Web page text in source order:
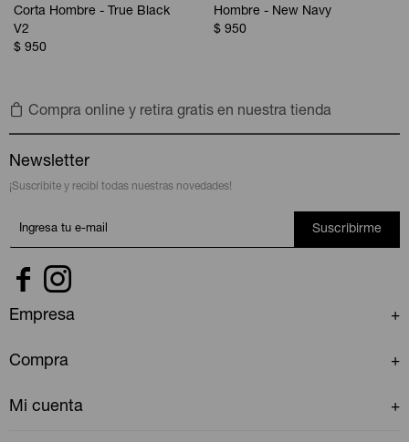
Corta Hombre - True Black
V2
$ 950
Hombre - New Navy
$ 950
Compra online y retira gratis en nuestra tienda
Newsletter
¡Suscribite y recibí todas nuestras novedades!
Suscribirme
 
Empresa
Compra
Mi cuenta